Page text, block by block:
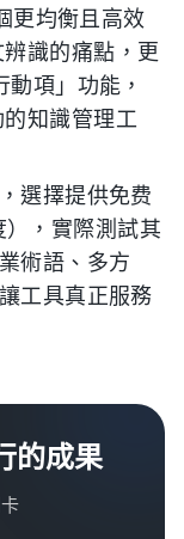
更均衡且高效
識的痛點，更
項」功能，
知識管理工
選擇提供免费
，實際測試其
術語、多方
工具真正服務
的成果